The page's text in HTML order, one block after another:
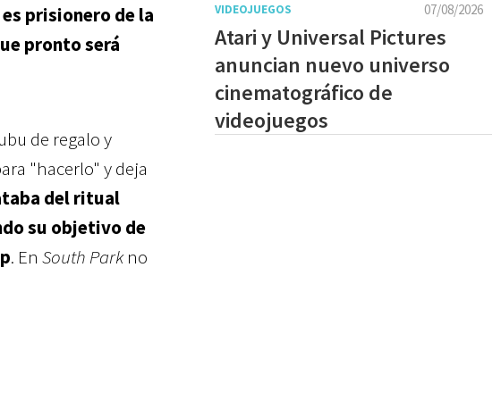
prisionero de la
pronto será
de regalo y
"hacerlo" y deja
del ritual
su objetivo de
. En South Parkno
07/08/2026
VIDEOJUEGOS
Atari y Universal Pictures
anuncian nuevo universo
cinematográfico de
videojuegos